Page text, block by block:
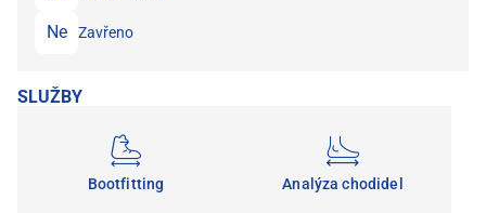
Ne Zavřeno
SLUŽBY
Bootfitting Analýza chodidel